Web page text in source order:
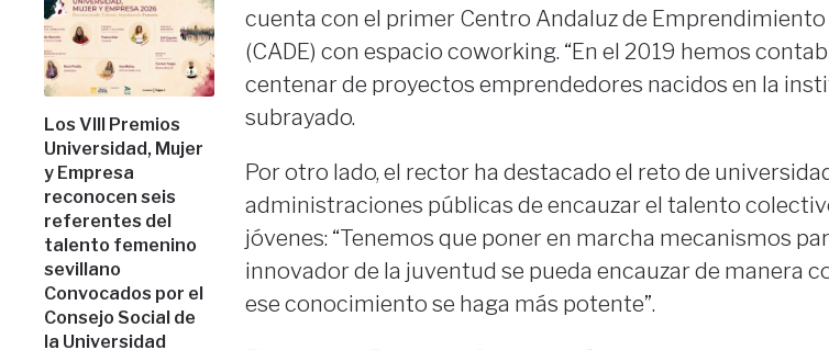
Los VIII Premios
Universidad, Mujer
y Empresa
reconocen seis
referentes del
talento femenino
sevillano
Convocados por el
Consejo Social de
la Universidad
cuenta con el primer Centro Andaluz de
(CADE) con espacio coworking. “En el 2019 hemos
centenar de proyectos emprendedores nacidos en la
subrayado.
Por otro lado, el rector ha destacado el reto de
administraciones públicas de encauzar el talento
jóvenes: “Tenemos que poner en marcha mecanismos
innovador de la juventud se pueda encauzar de manera
ese conocimiento se haga más potente”.